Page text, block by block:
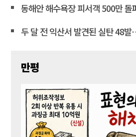
동해안 해수욕장 피서객 500만 돌
두 달 전 익산서 발견된 실탄 48발…"
만평